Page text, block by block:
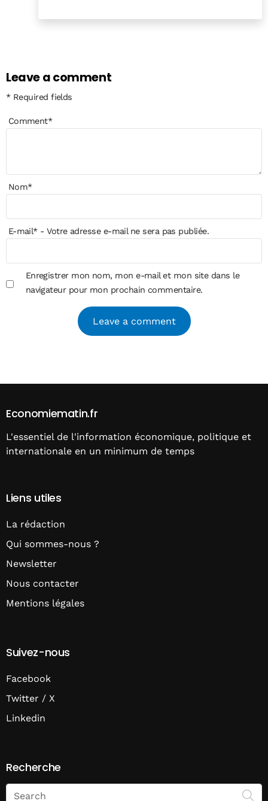
Leave a comment
* Required fields
Comment*
Nom*
E-mail*- Votre adresse e-mail ne sera pas publiée.
Enregistrer mon nom, mon e-mail et mon site dans le
navigateur pour mon prochain commentaire.
Economiematin.fr
L'essentiel de l'information économique, politique et
internationale en un minimum de temps
Liens utiles
La rédaction
Qui sommes-nous ?
Newsletter
Nous contacter
Mentions légales
Suivez-nous
Facebook
Twitter / X
Linkedin
Recherche
Search